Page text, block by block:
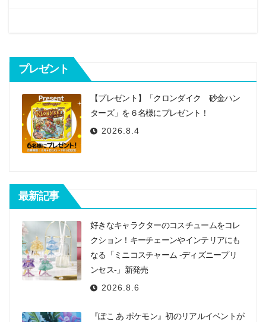
ョ
ン
プレゼント
【プレゼント】「クロンダイク 砂金ハン
ターズ」を６名様にプレゼント！
2026.8.4
最新記事
好きなキャラクターのコスチュームをコレ
クション！キーチェーンやインテリアにも
なる「ミニコスチャーム -ディズニープリ
ンセス-」新発売
2026.8.6
『ぽこ あ ポケモン』初のリアルイベントが